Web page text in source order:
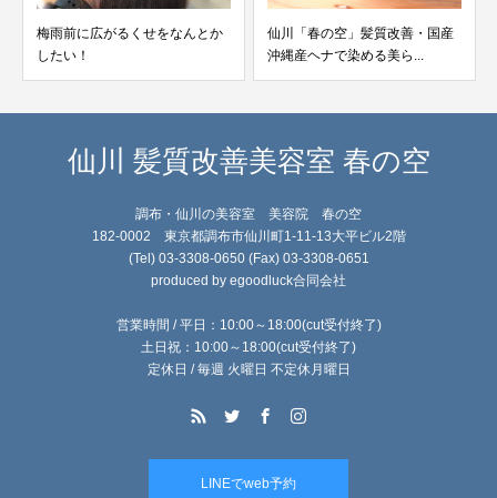
梅雨前に広がるくせをなんとか
したい！
仙川「春の空」髪質改善・国産
沖縄産ヘナで染める美ら...
仙川 髪質改善美容室 春の空
調布・仙川の美容室 美容院 春の空
182-0002 東京都調布市仙川町1-11-13大平ビル2階
(Tel) 03-3308-0650 (Fax) 03-3308-0651
produced by egoodluck合同会社
営業時間 / 平日：10:00～18:00(cut受付終了)
土日祝：10:00～18:00(cut受付終了)
定休日 / 毎週 火曜日 不定休月曜日
LINEでweb予約